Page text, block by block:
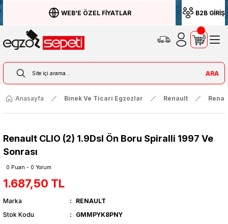
WEB'E ÖZEL FİYATLAR B2B GİRİŞ
ARA
Anasayfa Binek Ve Ticari Egzozlar Renault
Renault CLIO (2) 1.9Dsl Ön Boru Spiralli 1997 Ve
Sonrası
0 Puan - 0 Yorum
1.687,50 TL
Marka
RENAULT
Stok Kodu
GMMPYK8PNY